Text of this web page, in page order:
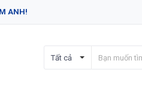
ANH!
Tất cả